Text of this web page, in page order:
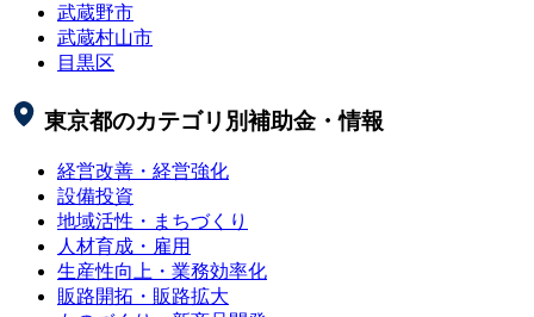
武蔵野市
武蔵村山市
目黒区
東京都のカテゴリ別補助金・情報
経営改善・経営強化
設備投資
地域活性・まちづくり
人材育成・雇用
生産性向上・業務効率化
販路開拓・販路拡大